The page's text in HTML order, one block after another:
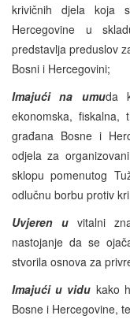
krivičnih djela koja
Hercegovine u
predstavlja preduslov
Bosni i Hercegovini;
Imajući na umuda
ekonomska,
građana Bosne i
odjela za
sklopu pomenutog
odlučnu borbu protiv
Uvjeren uvitalni
nastojanje da se
stvorila osnova za
Imajući u vidu kako
Bosne i Hercegovine,